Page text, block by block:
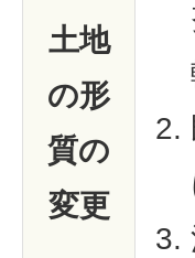
土地
の形
質の
変更